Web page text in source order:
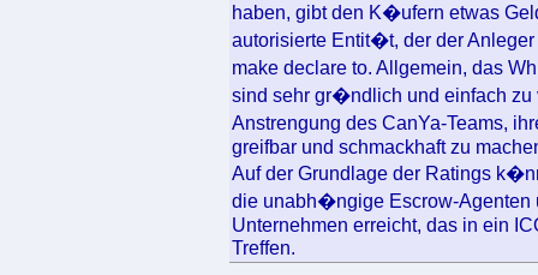
haben, gibt den K�ufern etwas
autorisierte Entit�t, der der
make declare to. Allgemein, das
sind sehr gr�ndlich und einfach
Anstrengung des CanYa-Teams,
greifbar und schmackhaft zu
Auf der Grundlage der Ratings
die unabh�ngige Escrow-Agenten
Unternehmen erreicht, das in ein
Treffen.